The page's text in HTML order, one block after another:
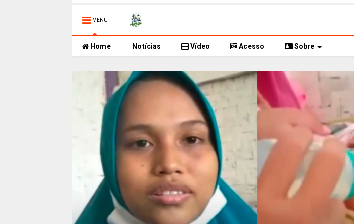
MENU
Home Notícias Vídeo Acesso Sobre